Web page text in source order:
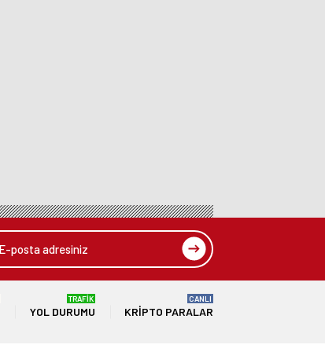
YOL DURUMU
TRAFİK
KRIPTO PARALAR
CANLI